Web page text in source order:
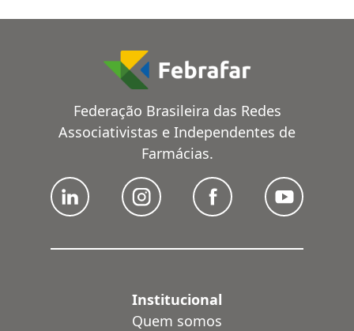
Federação Brasileira das Redes
Associativistas e Independentes de
Farmácias.
Institucional
Quem somos